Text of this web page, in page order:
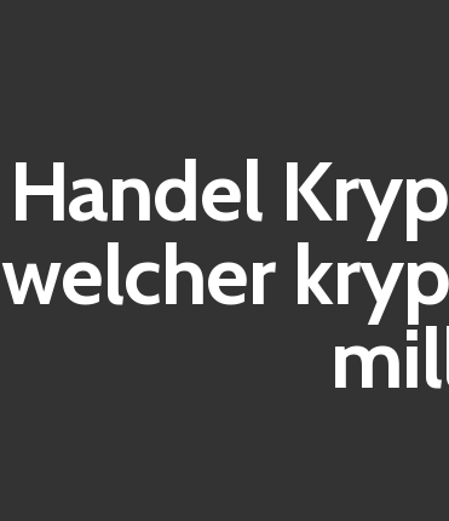
Handel
welcher